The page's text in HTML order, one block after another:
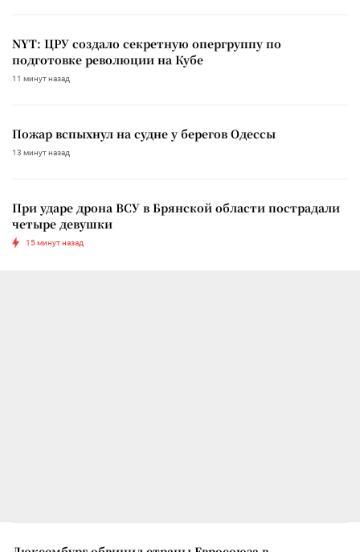
NYT: ЦРУ создало секретную опергруппу по
подготовке революции на Кубе
11 минут назад
Пожар вспыхнул на судне у берегов Одессы
13 минут назад
При ударе дрона ВСУ в Брянской области пострадали
четыре девушки
15 минут назад